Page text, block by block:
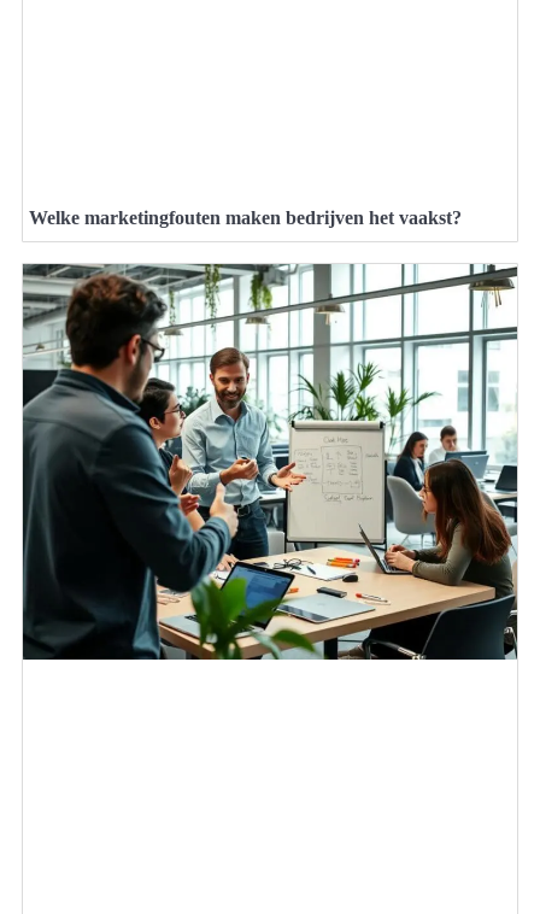
Welke marketingfouten maken bedrijven het vaakst?